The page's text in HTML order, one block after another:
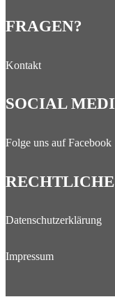
FRAGEN?
Kontakt
SOCIAL
Folge uns auf Facebook
Datenschutzerklärung
Impressum